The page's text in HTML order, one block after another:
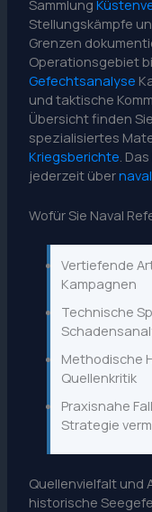
Sammlung
Stellungskämpfe
Grenzen
Operationsgebiet
Gefechtsanalyse
und taktische
Übersicht finden
spezialisiertes
Kriegsberichte .
jederzeit über
Wofür Sie Naval
Vertiefende
Kampagnen
Technische
Methodische
Quellenkritik
Praxisnahe
Strategie
Quellenvielfalt und
historische